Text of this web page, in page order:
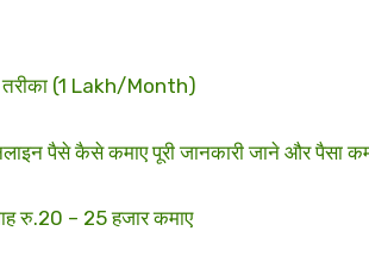
(1 Lakh/Month)
पैसे कैसे कमाए पूरी जानकारी जाने और पैसा
रु.20 – 25 हजार कमाए